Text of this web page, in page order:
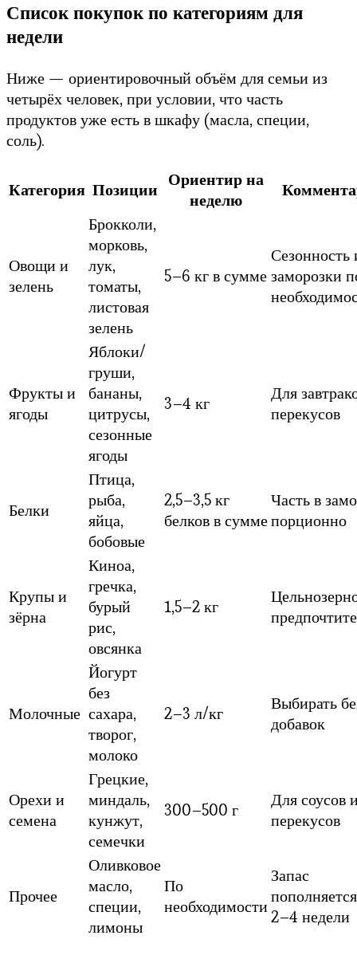
Список покупок по категориям для
недели
Ниже — ориентировочный объём для семьи из
четырёх человек, при условии, что часть
продуктов уже есть в шкафу (масла, специи,
соль).
Категория Позиции Ориентир на
неделю
Овощи и
зелень
Брокколи,
морковь,
лук,
томаты,
листовая
зелень
5–6 кг в сумме
Сезонность
заморозки
Фрукты и
ягоды
Яблоки/
груши,
бананы,
цитрусы,
сезонные
ягоды
3–4 кг
Для
перекусов
Белки
Птица,
рыба,
яйца,
бобовые
2,5–3,5 кг
белков в сумме
Часть в
порционно
Крупы и
зёрна
Киноа,
гречка,
бурый
рис,
овсянка
1,5–2 кг
Молочные
Йогурт
без
сахара,
творог,
молоко
2–3 л/кг
Выбирать
добавок
Орехи и
семена
Грецкие,
миндаль,
кунжут,
семечки
300–500 г
Для соусов
перекусов
Прочее
Оливковое
масло,
специи,
лимоны
По
необходимости
Запас
2–4 недели